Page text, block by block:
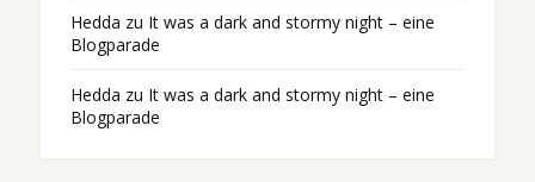
Hedda zu It was a dark and stormy night – eine
Blogparade
Hedda zu It was a dark and stormy night – eine
Blogparade